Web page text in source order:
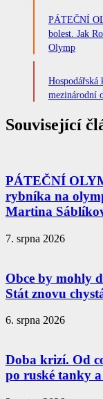
PÁTEČNÍ
bolest. Jak
Olymp
mezinárodní
Související
PÁTEČNÍ
rybníka na
Martina
7. srpna 2026
Obce by mohly
Stát znovu
6. srpna 2026
Doba krizí. Od
po ruské tanky